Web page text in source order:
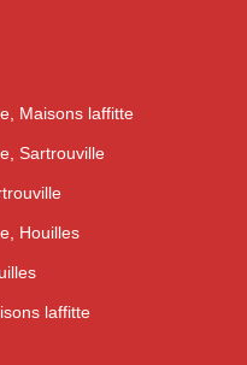
Maisons laffitte
Sartrouville
Houilles
laffitte